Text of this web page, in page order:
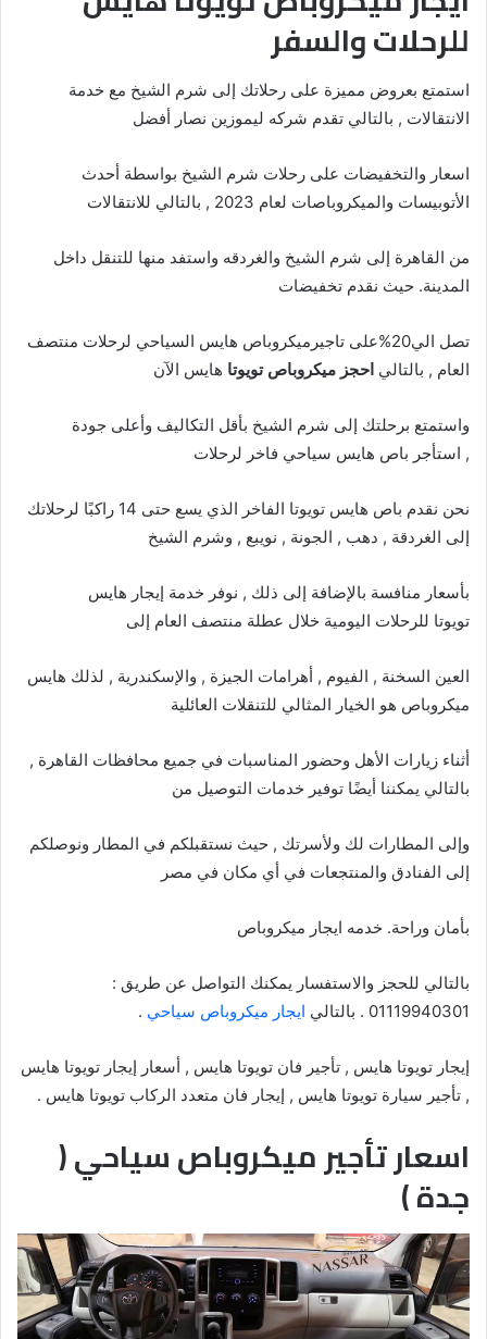
للرحلات والسفر
استمتع بعروض مميزة على رحلاتك إلى شرم الشيخ مع خدمة
الانتقالات , بالتالي تقدم شركه ليموزين نصار أفضل
اسعار والتخفيضات على رحلات شرم الشيخ بواسطة أحدث
الأتوبيسات والميكروباصات لعام 2023 , بالتالي للانتقالات
من القاهرة إلى شرم الشيخ والغردقه واستفد منها للتنقل داخل
المدينة. حيث نقدم تخفيضات
تصل الي20%على تاجيرميكروباص هايس السياحي لرحلات منتصف
العام , بالتالي احجز ميكروباص تويوتا هايس الآن
واستمتع برحلتك إلى شرم الشيخ بأقل التكاليف وأعلى جودة
, استأجر باص هايس سياحي فاخر لرحلات
نحن نقدم باص هايس تويوتا الفاخر الذي يسع حتى 14 راكبًا لرحلاتك
إلى الغردقة , دهب , الجونة , نويبع , وشرم الشيخ
بأسعار منافسة بالإضافة إلى ذلك , نوفر خدمة إيجار هايس
تويوتا للرحلات اليومية خلال عطلة منتصف العام إلى
العين السخنة , الفيوم , أهرامات الجيزة , والإسكندرية , لذلك هايس
ميكروباص هو الخيار المثالي للتنقلات العائلية
أثناء زيارات الأهل وحضور المناسبات في جميع محافظات القاهرة ,
بالتالي يمكننا أيضًا توفير خدمات التوصيل من
وإلى المطارات لك ولأسرتك , حيث نستقبلكم في المطار ونوصلكم
إلى الفنادق والمنتجعات في أي مكان في مصر
بأمان وراحة. خدمه ايجار ميكروباص
بالتالي للحجز والاستفسار يمكنك التواصل عن طريق :
01119940301 . بالتالي
ايجار ميكروباص سياحي .
إيجار تويوتا هايس , تأجير فان تويوتا هايس , أسعار إيجار تويوتا هايس
, تأجير سيارة تويوتا هايس , إيجار فان متعدد الركاب تويوتا هايس .
اسعار تأجير ميكروباص سياحي (
جدة )